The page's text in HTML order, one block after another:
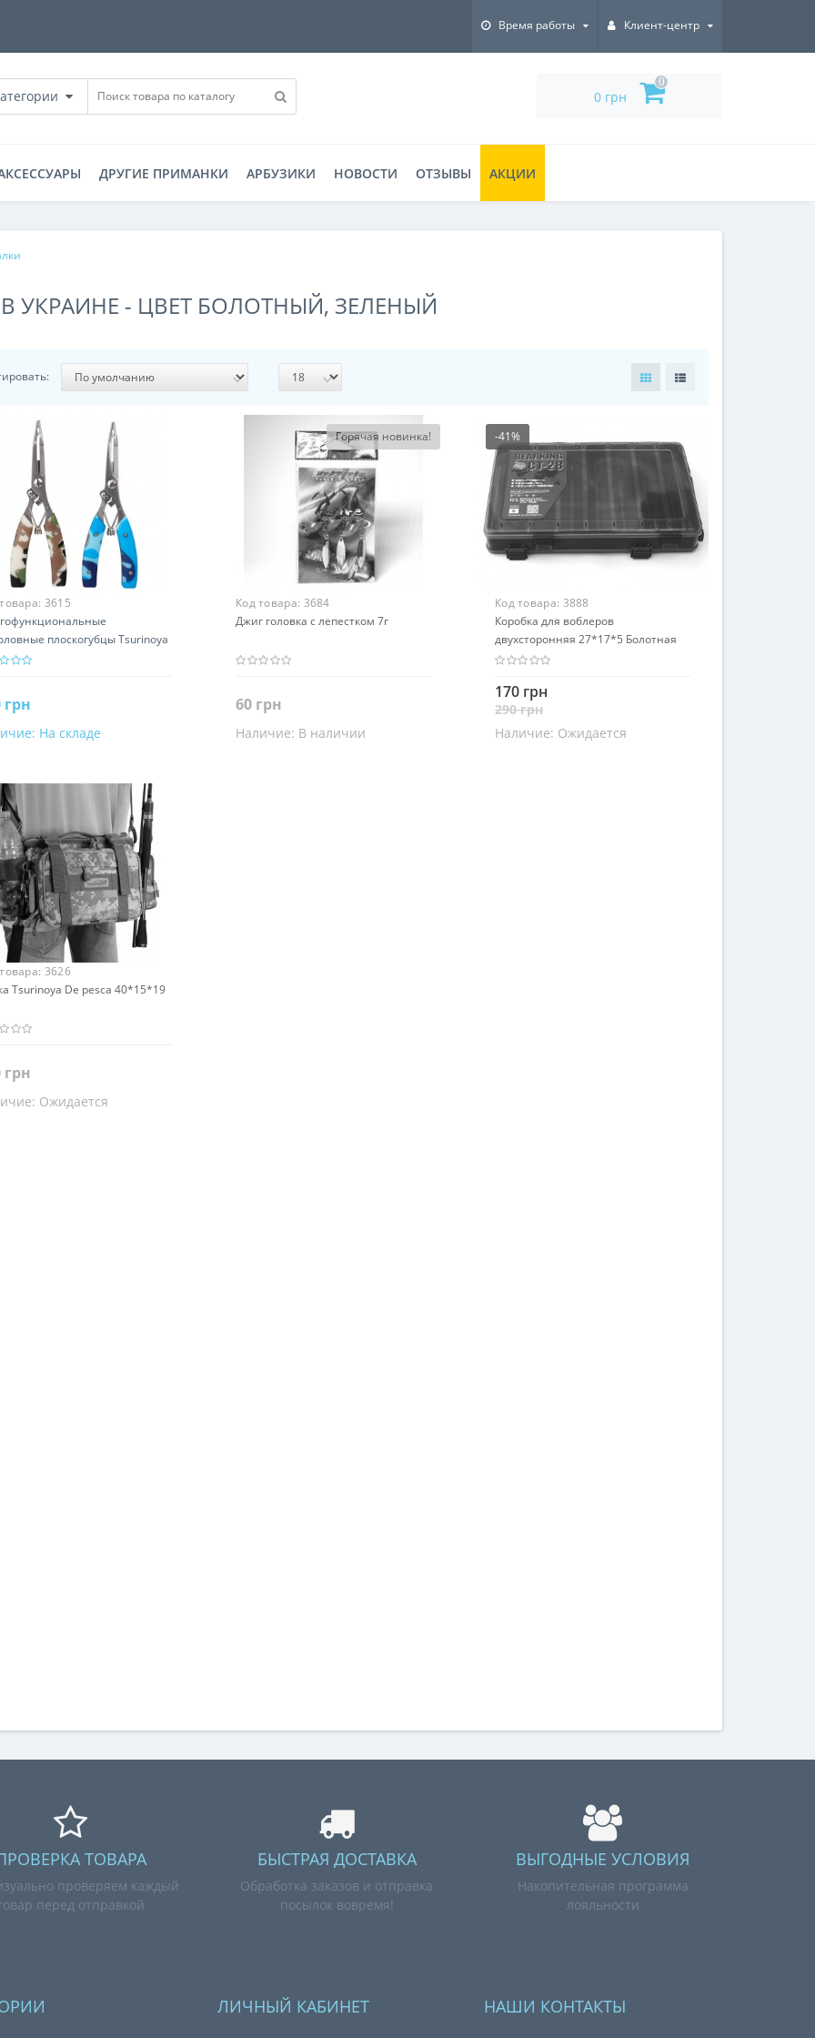
Время работы Клиент-центр
0 грн
0
ДРУГИЕ ПРИМАНКИ АРБУЗИКИ НОВОСТИ ОТЗЫВЫ АКЦИИ
УКРАИНЕ - ЦВЕТ БОЛОТНЫЙ, ЗЕЛЕНЫЙ
3615
плоскогубцы Tsurinoya
грн
В корзинуНа складе
Зеленый камуфляж
Горячая новинка!
Код товара: 3684
Джиг головка с лепестком 7г
60 грн
Закончился
Наличие: В наличии
-41%
Код товара: 3888
Коробка для воблеров
двухсторонняя 27*17*5 Болотная
170 грн
290 грн
Закончился
Наличие: Ожидается
3626
Tsurinoya De pesca 40*15*19
грн
ЗакончилсяОжидается
ТОВАРА
проверяем каждый
перед отправкой
БЫСТРАЯ ДОСТАВКА
Обработка заказов и отправка
посылок вовремя!
ВЫГОДНЫЕ УСЛОВИЯ
Накопительная программа
лояльности
ЛИЧНЫЙ КАБИНЕТ НАШИ КОНТАКТЫ